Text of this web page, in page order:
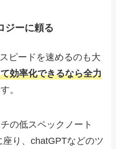
ジーに頼る
ピードを速めるのも大
効率化できるなら全力
。
の低スペックノート
り、chatGPTなどのツ